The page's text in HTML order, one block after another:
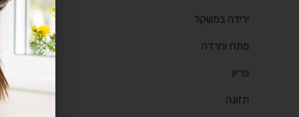
ירידה במשקל
מתח וחרדה
פריון
תזונה